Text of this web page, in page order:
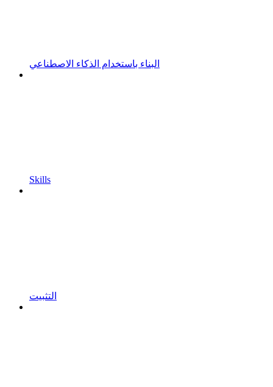
البناء باستخدام الذكاء الاصطناعي
Skills
التثبيت